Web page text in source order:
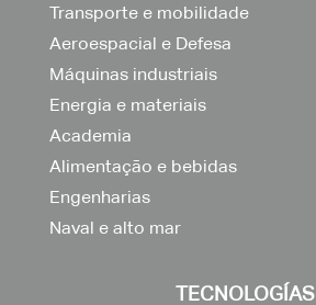
Transporte e mobilidade
Aeroespacial e Defesa
Máquinas industriais
Energia e materiais
Academia
Alimentação e bebidas
Engenharias
Naval e alto mar
TECNOLOGÍAS